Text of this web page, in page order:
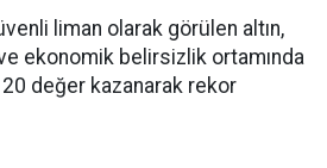
liman olarak görülen altın,
ekonomik belirsizlik ortamında
20 değer kazanarak rekor